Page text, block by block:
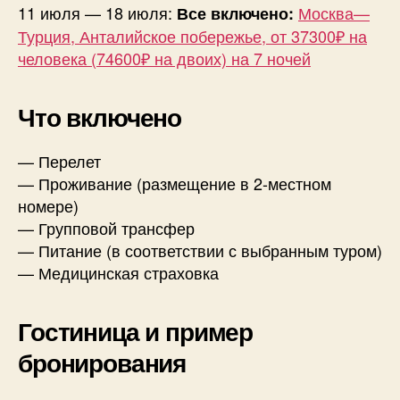
11 июля — 18 июля: Все включено: Москва—
Турция, Анталийское побережье, от 37300₽ на
человека (74600₽ на двоих) на 7 ночей
Что включено
— Перелет
— Проживание (размещение в 2-местном
номере)
— Групповой трансфер
— Питание (в соответствии с выбранным туром)
— Медицинская страховка
Гостиница и пример
бронирования